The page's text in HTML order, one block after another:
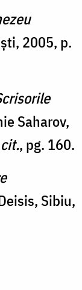
2005, p.
Saharov,
, pg. 160.
Sibiu,